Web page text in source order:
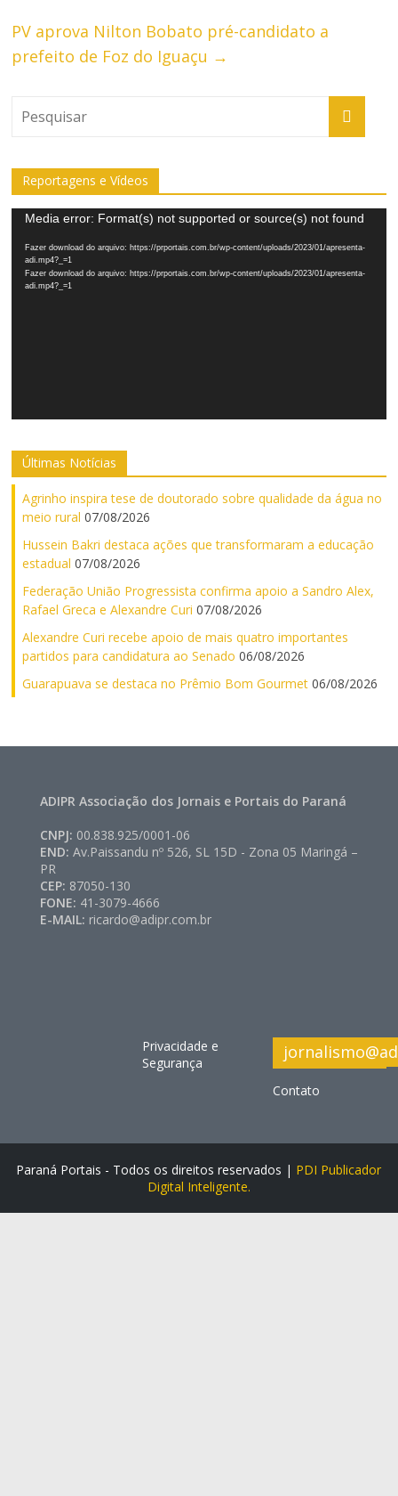
PV aprova Nilton Bobato pré-candidato a
prefeito de Foz do Iguaçu →
Reportagens e Vídeos
Tocador
vídeo
Media error: Format(s) not supported or source(s) not found
Fazer download do arquivo: https://prportais.com.br/wp-content/uploads/2023/01/apresenta-
adi.mp4?_=1
Fazer download do arquivo: https://prportais.com.br/wp-content/uploads/2023/01/apresenta-
adi.mp4?_=1
Últimas Notícias
Agrinho inspira tese de doutorado sobre qualidade da água no
meio rural 07/08/2026
Hussein Bakri destaca ações que transformaram a educação
estadual 07/08/2026
Federação União Progressista confirma apoio a Sandro Alex,
Rafael Greca e Alexandre Curi 07/08/2026
Alexandre Curi recebe apoio de mais quatro importantes
partidos para candidatura ao Senado 06/08/2026
Guarapuava se destaca no Prêmio Bom Gourmet 06/08/2026
ADIPR Associação dos Jornais e Portais do Paraná
CNPJ: 00.838.925/0001-06
END:Av.Paissandu nº 526, SL 15D - Zona 05 Maringá –
PR
CEP: 87050-130
FONE: 41-3079-4666
E-MAIL: ricardo@adipr.com.br
Privacidade e
Segurança
Contato
Paraná Portais - Todos os direitos reservados | PDI Publicador
Digital Inteligente.